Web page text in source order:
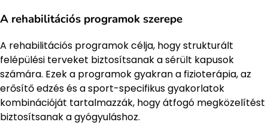
A rehabilitációs programok szerepe
A rehabilitációs programok célja, hogy strukturált
felépülési terveket biztosítsanak a sérült kapusok
számára. Ezek a programok gyakran a fizioterápia, az
erősítő edzés és a sport-specifikus gyakorlatok
kombinációját tartalmazzák, hogy átfogó megközelítést
biztosítsanak a gyógyuláshoz.